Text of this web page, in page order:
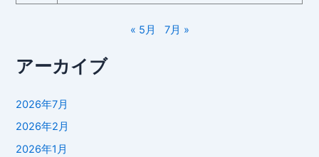
« 5月 7月 »
アーカイブ
2026年7月
2026年2月
2026年1月